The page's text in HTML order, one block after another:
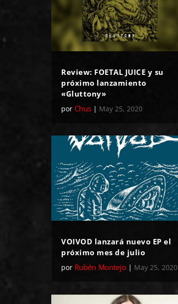
Review: FOETAL JUICE y su
próximo lanzamiento
«Gluttony»
por Chus | May 25, 2020
VOIVOD lanzará nuevo EP el
próximo mes de julio
por Rubén Montejo | May 25, 2020